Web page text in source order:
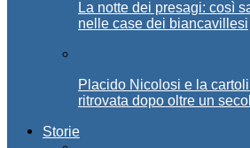
La notte dei presagi: così
nelle case dei biancavillesi
Placido Nicolosi e la
ritrovata dopo oltre un
Storie